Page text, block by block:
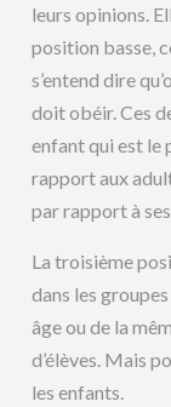
leurs opinions.
position basse,
s’entend dire
doit obéir. Ces
enfant qui est le
rapport aux
par rapport à
La troisième
dans les
âge ou de la
d’élèves. Mais
les enfants.